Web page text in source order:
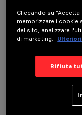
DATI
ULTIMO
Apparecchio
Cliccando su
memorizzare i cookie
del sito, analizzare
di marketing.
Rifiuta